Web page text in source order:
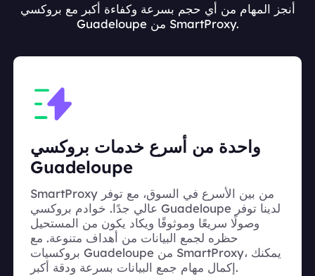
أنجز المهام من أي حجم بسرعة وكفاءة أكبر مع بروكسي
Guadeloupe من SmartProxy.
واحدة من أسرع خدمات بروكسي
Guadeloupe
SmartProxy من بين الأسرع في السوق، مع توفر
عالي جدًا. خوادم بروكسي Guadeloupe لدينا توفر
وصولًا سريعًا وموثوقًا ويكاد يكون من المستحيل
حظره لجمع البيانات من أهداف متنوعة. مع
بروكسيات Guadeloupe من SmartProxy، يمكنك
إكمال مهام جمع البيانات بسرعة ودقة أكبر.